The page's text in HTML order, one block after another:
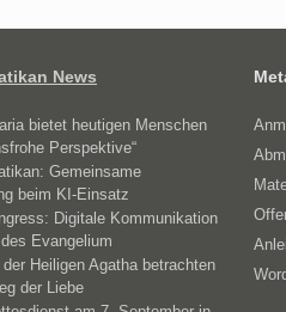
News
bietet heutigen Menschen
Perspektive“
Gemeinsame
beim KI-Einsatz
Digitale Kommunikation
Evangelium
Heiligen Agatha betrachten
der Liebe